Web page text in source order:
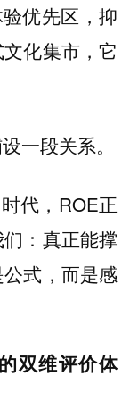
优先区，抑
化集市，它
一段关系。
代，ROE正
：真正能撑
式，而是感
双维评价体